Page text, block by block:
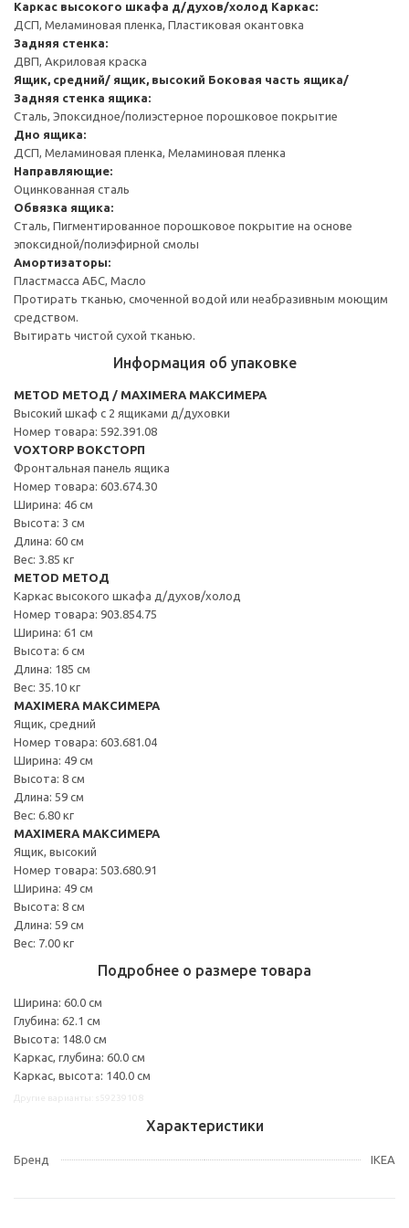
Каркас высокого шкафа д/духов/холод Каркас:
ДСП, Меламиновая пленка, Пластиковая окантовка
Задняя стенка:
ДВП, Акриловая краска
Ящик, средний/ ящик, высокий Боковая часть ящика/
Задняя стенка ящика:
Сталь, Эпоксидное/полиэстерное порошковое покрытие
Дно ящика:
ДСП, Меламиновая пленка, Меламиновая пленка
Направляющие:
Оцинкованная сталь
Обвязка ящика:
Сталь, Пигментированное порошковое покрытие на основе
эпоксидной/полиэфирной смолы
Амортизаторы:
Пластмасса АБС, Масло
Протирать тканью, смоченной водой или неабразивным моющим
средством.
Вытирать чистой сухой тканью.
Информация об упаковке
METOD МЕТОД / MAXIMERA МАКСИМЕРА
Высокий шкаф с 2 ящиками д/духовки
Номер товара: 592.391.08
VOXTORP ВОКСТОРП
Фронтальная панель ящика
Номер товара: 603.674.30
Ширина: 46 см
Высота: 3 см
Длина: 60 см
Вес: 3.85 кг
METOD МЕТОД
Каркас высокого шкафа д/духов/холод
Номер товара: 903.854.75
Ширина: 61 см
Высота: 6 см
Длина: 185 см
Вес: 35.10 кг
MAXIMERA МАКСИМЕРА
Ящик, средний
Номер товара: 603.681.04
Ширина: 49 см
Высота: 8 см
Длина: 59 см
Вес: 6.80 кг
MAXIMERA МАКСИМЕРА
Ящик, высокий
Номер товара: 503.680.91
Ширина: 49 см
Высота: 8 см
Длина: 59 см
Вес: 7.00 кг
Подробнее о размере товара
Ширина: 60.0 см
Глубина: 62.1 см
Высота: 148.0 см
Каркас, глубина: 60.0 см
Каркас, высота: 140.0 см
Характеристики
Бренд IKEA